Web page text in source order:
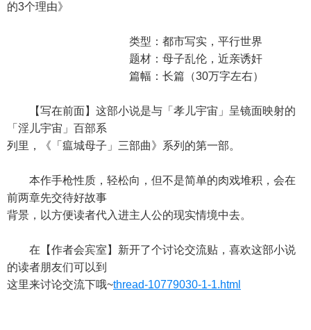
的3个理由》
类型：都市写实，平行世界
题材：母子乱伦，近亲诱奸
篇幅：长篇（30万字左右）
【写在前面】这部小说是与「孝儿宇宙」呈镜面映射的
「淫儿宇宙」百部系
列里，《「瘟城母子」三部曲》系列的第一部。
本作手枪性质，轻松向，但不是简单的肉戏堆积，会在
前两章先交待好故事
背景，以方便读者代入进主人公的现实情境中去。
在【作者会宾室】新开了个讨论交流贴，喜欢这部小说
的读者朋友们可以到
这里来讨论交流下哦~thread-10779030-1-1.html